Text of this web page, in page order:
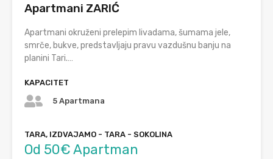
Apartmani ZARIĆ
Apartmani okruženi prelepim livadama, šumama jele,
smrče, bukve, predstavljaju pravu vazdušnu banju na
planini Tari.…
KAPACITET
5 Apartmana
TARA, IZDVAJAMO - TARA - SOKOLINA
Od 50€ Apartman